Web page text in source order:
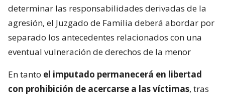
determinar las responsabilidades derivadas de la
agresión, el Juzgado de Familia deberá abordar por
separado los antecedentes relacionados con una
eventual vulneración de derechos de la menor
En tanto el imputado permanecerá en libertad
con prohibición de acercarse a las víctimas, tras